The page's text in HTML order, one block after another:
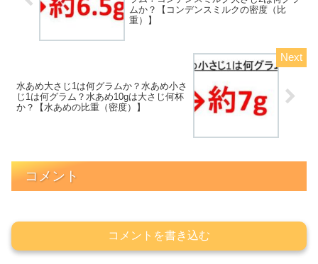
ムか？【コンデンスミルクの密度（比
重）】
水あめ大さじ1は何グラムか？水あめ小さ
じ1は何グラム？水あめ10gは大さじ何杯
か？【水あめの比重（密度）】
コメント
コメントを書き込む